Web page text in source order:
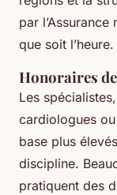
par
que soit l’heure.
Honoraires
Les
cardiologues
base plus
discipline.
pratiquent des